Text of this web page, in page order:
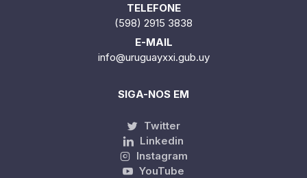
TELEFONE
(598) 2915 3838
E-MAIL
info@uruguayxxi.gub.uy
SIGA-NOS EM
Twitter
Linkedin
Instagram
YouTube